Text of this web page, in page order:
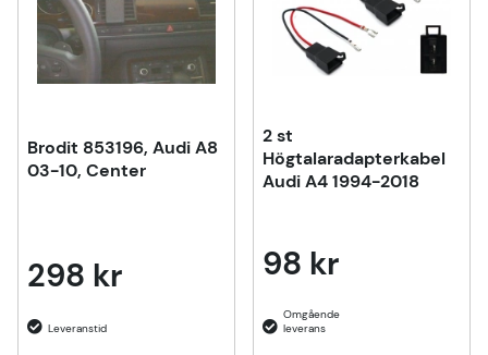
Brodit 853196, Audi A8
03-10, Center
298 kr
2 st
Högtalaradapterkabel
Audi A4 1994-2018
98 kr